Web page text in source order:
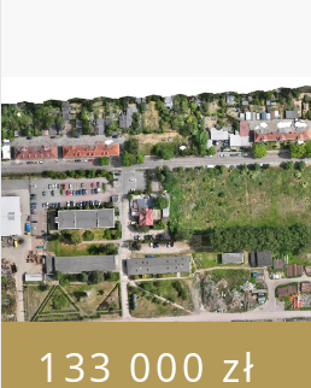
133 000 zł